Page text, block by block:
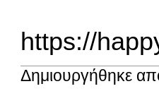
https://
Δημιουργήθηκε